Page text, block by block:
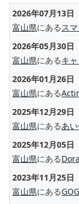
2026年07月13日
富山県にあるス
2026年05月30日
富山県にあるキ
2026年01月26日
富山県にある
2025年12月29日
富山県にあるあ
2025年12月05日
富山県にある
2023年11月25日
富山県にある